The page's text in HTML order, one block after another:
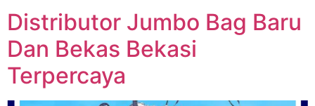
Distributor Jumbo Bag Baru
Dan Bekas Bekasi
Terpercaya